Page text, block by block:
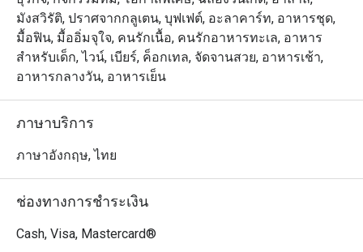
มังสวิรัติ, ปราศจากกลูเตน, บุฟเฟต์, อะลาคาร์ท, อาหารชุด,
มื้อฟิน, มื้ออิ่มจุใจ, คนรักเนื้อ, คนรักอาหารทะเล, อาหาร
สำหรับเด็ก, ไวน์, เบียร์, ค็อกเทล, จัดจานสวย, อาหารเช้า,
อาหารกลางวัน, อาหารเย็น
ภาษาบริการ
ภาษาอังกฤษ, ไทย
ช่องทางการชำระเงิน
Cash, Visa, Mastercard®